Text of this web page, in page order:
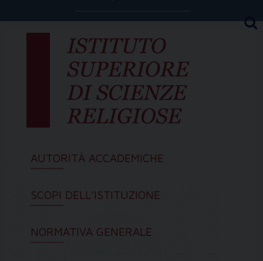
AUTORITÀ ACCADEMICHE
SCOPI DELL’ISTITUZIONE
NORMATIVA GENERALE